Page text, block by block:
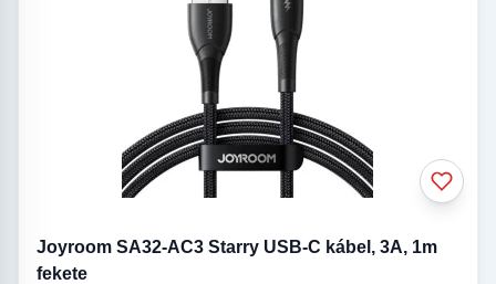
Joyroom SA32-AC3 Starry USB-C kábel, 3A, 1m
fekete